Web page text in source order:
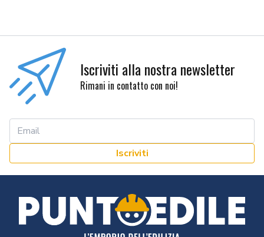
Iscriviti alla nostra newsletter
Rimani in contatto con noi!
Iscriviti